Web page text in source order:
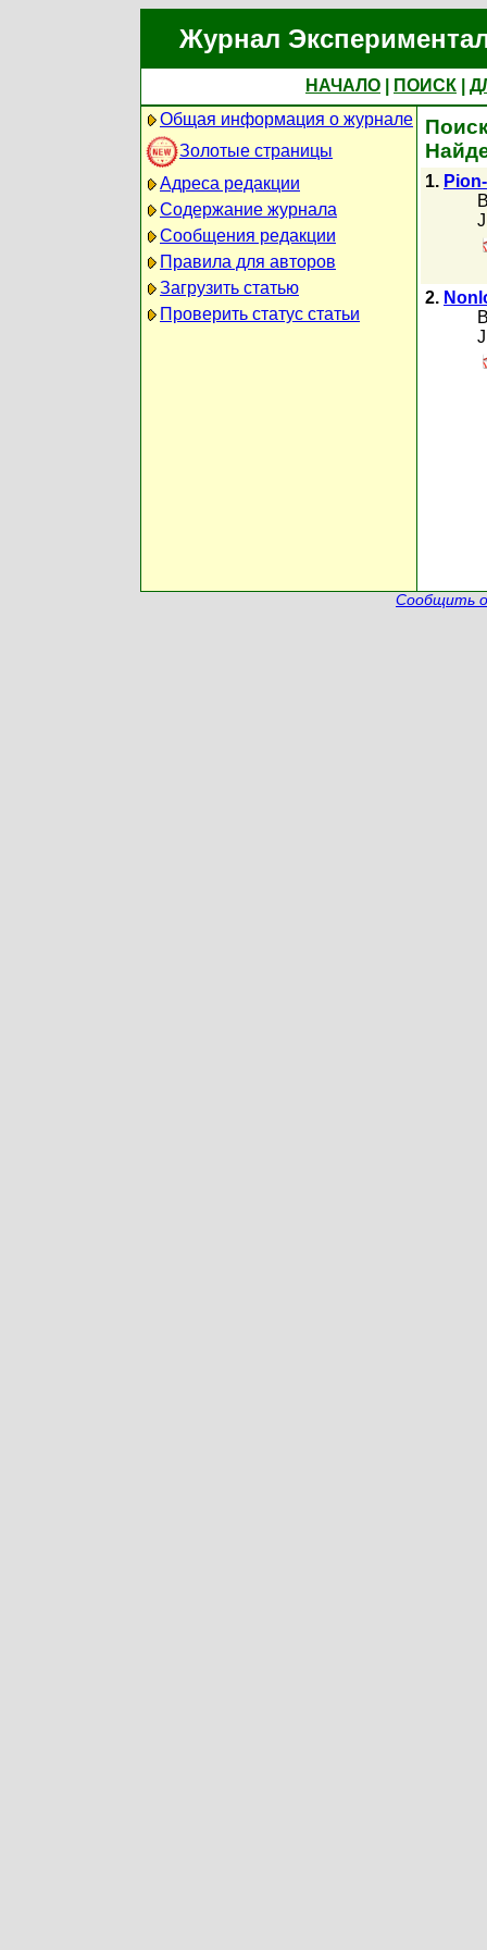
Журнал
НАЧАЛО ПОИСК
Общая информация о журнале
Золотые страницы
Адреса редакции
Содержание журнала
Сообщения редакции
Правила для авторов
Загрузить статью
Проверить статус статьи
1.
2.
Сообщить о